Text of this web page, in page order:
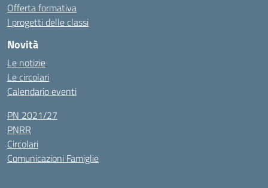
Offerta formativa
I progetti delle classi
Novità
Le notizie
Le circolari
Calendario eventi
PN 2021/27
PNRR
Circolari
Comunicazioni Famiglie